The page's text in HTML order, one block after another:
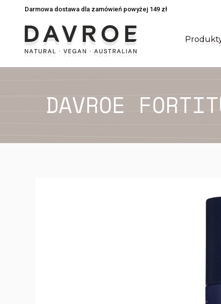
Darmowa dostawa dla zamówień powyżej 149 zł
DAVROE
Darmowa dostawa dla zamówień powyżej 149 zł